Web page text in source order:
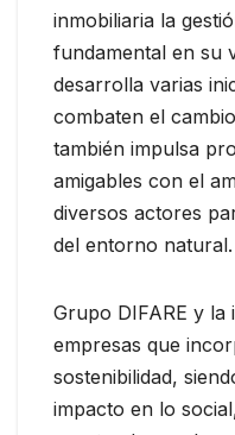
inmobiliaria la
fundamental en su
desarrolla varias
combaten el
también impulsa
amigables con el
diversos actores
del entorno natural.
Grupo DIFARE y la
empresas que
sostenibilidad,
impacto en lo